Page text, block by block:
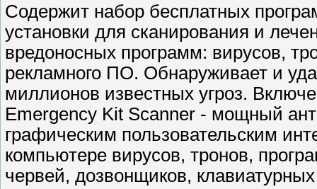
Cодержит набор бесплатных
установки для сканирования и
вредоносных программ: вирусов,
рекламного ПО. Обнаруживает и
миллионов известных угроз.
Emergency Kit Scanner - мощный
графическим пользовательским
компьютере вирусов, тронов,
червей, дозвонщиков,